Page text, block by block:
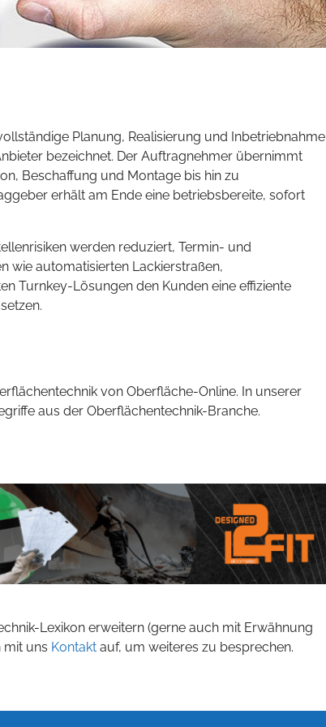
Planung, Realisierung und Inbetriebnahme
bezeichnet. Der Auftragnehmer übernimmt
Beschaffung und Montage bis hin zu
erhält am Ende eine betriebsbereite, sofort
werden reduziert, Termin- und
wie automatisierten Lackierstraßen,
Turnkey-Lösungen den Kunden eine effiziente
von Oberfläche-Online. In unserer
aus der Oberflächentechnik-Branche.
Lexikon erweitern (gerne auch mit Erwähnung
mit uns Kontakt auf, um weiteres zu besprechen.